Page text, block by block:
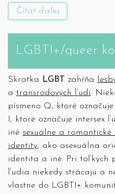
Čítať ďalej
LGBTI+/queer
Skratka LGBT zahŕňa
a transrodových ľudí.
písmeno Q, ktoré
I, ktoré označuje intersex
iné sexuálne a romantické
identity, ako asexuálna
identita a iné. Pri toľkých
ľudia niekedy strácajú a
vlastne do LGBTI+